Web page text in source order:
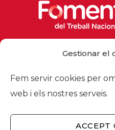
Gestionar el
Fem servir cookies per
web i els nostres serveis.
ACCEPT
foment@foment.com